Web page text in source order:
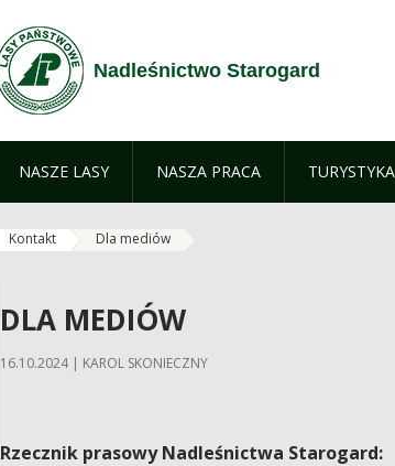
Nadleśnictwo Starogard
NASZE LASY NASZA PRACA TURYSTYKA
Kontakt Dla mediów
DLA MEDIÓW
16.10.2024 | KAROL SKONIECZNY
Rzecznik prasowy Nadleśnictwa Starogard: